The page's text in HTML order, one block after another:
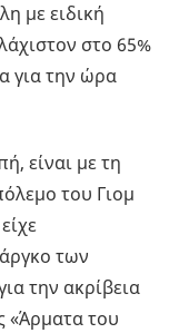
με ειδική
στο 65%
για την ώρα
είναι με τη
του Γιομ
των
την ακρίβεια
«Άρματα του